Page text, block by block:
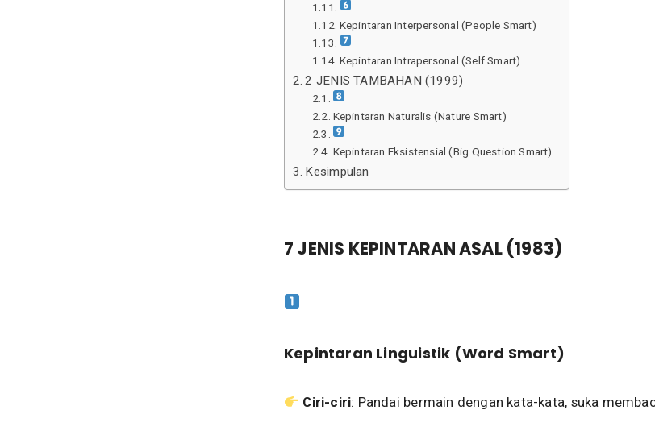
Kepintaran Interpersonal (People Smart)
Kepintaran Intrapersonal (Self Smart)
2 JENIS TAMBAHAN (1999)
Kepintaran Naturalis (Nature Smart)
Kepintaran Eksistensial (Big Question Smart)
Kesimpulan
7 JENIS KEPINTARAN ASAL (1983)
Kepintaran Linguistik (Word Smart)
Ciri-ciri: Pandai bermain dengan kata-kata, suka